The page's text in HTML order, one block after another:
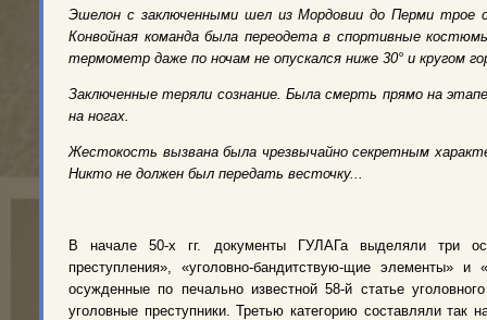
Эшелон с заключенными шел из Мордовии до Перми трое
Конвойная команда была переодета в спортивные
термометр даже по ночам не опускался ниже 30° и кругом
Заключенные теряли сознание. Была смерть прямо на
на ногах.
Жестокость вызвана была чрезвычайно секретным
Никто не должен был передать весточку...
В начале 50-х гг. документы ГУЛАГа выделяли три
преступления», «уголовно-бандитствую-щие элементы»
осужденные по печально известной 58-й статье
уголовные преступники. Третью категорию составляли